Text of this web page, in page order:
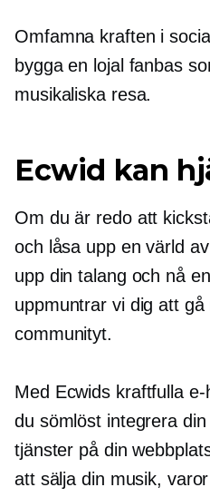
Omfamna kraften i
bygga en lojal fanbas
musikaliska resa.
Ecwid kan
Om du är redo att
och låsa upp en värld
upp din talang och nå
uppmuntrar vi dig att gå
communityt.
Med Ecwids kraftfulla
du sömlöst integrera
tjänster på din
att sälja din musik,